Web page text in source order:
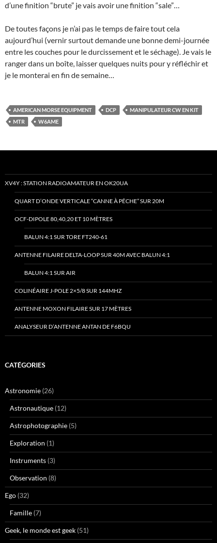
d’une finition “brute” je vais avoir une finition “sale”…
De toutes façons je n’ai pas le temps de faire tout cela
aujourd’hui (vernir surtout demande une bonne demi-journée
entre les couches pour le durcissement et le séchage). Je vais le
ranger dans un boîte, laisser quelques nuits pour y réfléchir et
je le monterai en fin de semaine…
AMERICAN MORSE EQUIPMENT DCP
MANIPULATEUR CW EN KIT
MTR
W6AME
XV4Y : STATION RADIOAMATEUR EN OK20UA
QUART D’ONDE VERTICALE “CANNE À PÊCHE” SUR 20M
OCF-DIPOLE 80,40,20 ET 10 MÈTRES
BALUN 4:1 SUR TORE FT240-61
ANTENNE FILAIRE DELTA-LOOP SUR 40M AVEC BALUN 4:1
BALUN 4:1 SUR AIR
COLINÉAIRE J-POLE 2×5/8 SUR 144MHZ
ANTENNE MOXON FILAIRE SUR 17 MÈTRES
ANALYSEUR D’ANTENNE ANTAN DE F6BQU
CATÉGORIES
Astronomie (26)
Astronautique (12)
Astrophotographie (5)
Exploration (1)
Instruments (3)
Observation (8)
Ego (32)
Famille (7)
Geek, le monde est geek (51)